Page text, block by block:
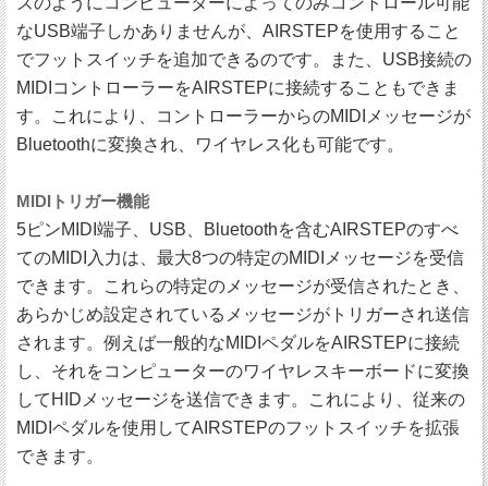
なUSB端子しかありませんが、AIRSTEPを使用すること
でフットスイッチを追加できるのです。また、USB接続の
MIDIコントローラーをAIRSTEPに接続することもできま
す。これにより、コントローラーからのMIDIメッセージが
Bluetoothに変換され、ワイヤレス化も可能です。
MIDIトリガー機能
5ピンMIDI端子、USB、Bluetoothを含むAIRSTEPのすべ
てのMIDI入力は、最大8つの特定のMIDIメッセージを受信
できます。これらの特定のメッセージが受信されたとき、
あらかじめ設定されているメッセージがトリガーされ送信
されます。例えば一般的なMIDIペダルをAIRSTEPに接続
し、それをコンピューターのワイヤレスキーボードに変換
してHIDメッセージを送信できます。これにより、従来の
MIDIペダルを使用してAIRSTEPのフットスイッチを拡張
できます。